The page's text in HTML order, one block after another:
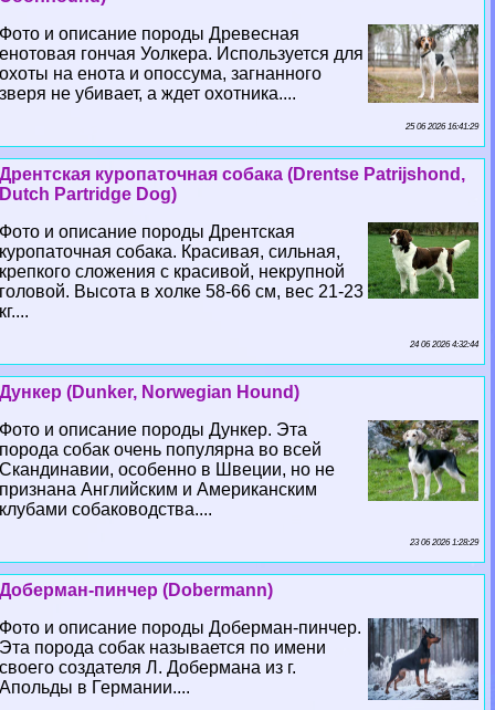
Фото и описание породы Древесная
енотовая гончая Уолкера. Используется для
охоты на енота и опоссума, загнанного
зверя не убивает, а ждет охотника....
25 06 2026 16:41:29
Дрентская куропаточная собака (Drentse Patrijshond,
Dutch Partridge Dog)
Фото и описание породы Дрентская
куропаточная собака. Красивая, сильная,
крепкого сложения с красивой, некрупной
головой. Высота в холке 58-66 см, вес 21-23
кг....
24 06 2026 4:32:44
Дункер (Dunker, Norwegian Hound)
Фото и описание породы Дункер. Эта
порода собак очень популярна во всей
Скандинавии, особенно в Швеции, но не
признана Английским и Американским
клубами собаководства....
23 06 2026 1:28:29
Доберман-пинчер (Dobermann)
Фото и описание породы Доберман-пинчер.
Эта порода собак называется по имени
своего создателя Л. Добермана из г.
Апольды в Германии....